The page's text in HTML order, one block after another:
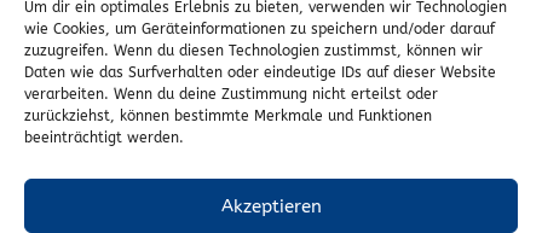
Um dir ein optimales Erlebnis zu bieten, verwenden wir Technologien
wie Cookies, um Geräteinformationen zu speichern und/oder darauf
zuzugreifen. Wenn du diesen Technologien zustimmst, können wir
Daten wie das Surfverhalten oder eindeutige IDs auf dieser Website
verarbeiten. Wenn du deine Zustimmung nicht erteilst oder
zurückziehst, können bestimmte Merkmale und Funktionen
beeinträchtigt werden.
Akzeptieren
Kontakt
Wr. Neustädterstrasse 20
02252/72974